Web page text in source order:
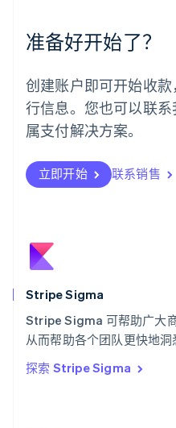
准备好开始了？
创建账户即可开始收
行信息。您也可以联
属支付解决方案。
立即开始 联系销售
Stripe Sigma
Stripe Sigma 可帮助广大
从而帮助各个团队更快地洞
探索 Stripe Sigma
挪威
葡萄牙
Português English
日本
日本語English
瑞典
瑞士
DeutschFrançais
English
斯洛文尼亚
泰国
ไทยEnglish
希腊
English
西班牙